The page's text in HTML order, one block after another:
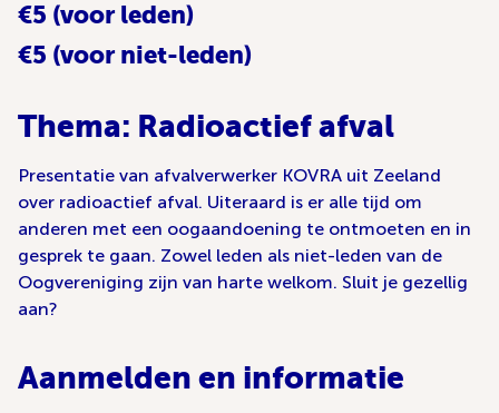
€5 (voor leden)
€5 (voor niet-leden)
Thema: Radioactief afval
Presentatie van afvalverwerker KOVRA uit Zeeland
over radioactief afval. Uiteraard is er alle tijd om
anderen met een oogaandoening te ontmoeten en in
gesprek te gaan. Zowel leden als niet-leden van de
Oogvereniging zijn van harte welkom. Sluit je gezellig
aan?
Aanmelden en informatie